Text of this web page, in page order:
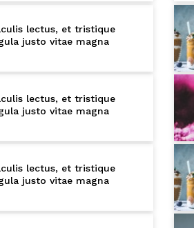
lectus, et tristique
justo vitae magna
lectus, et tristique
justo vitae magna
lectus, et tristique
justo vitae magna